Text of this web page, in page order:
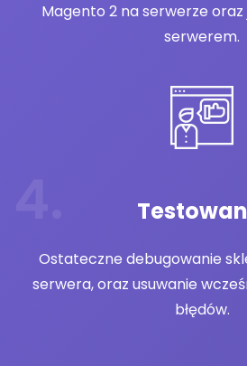
Magento 2 na serwerze
serwerem.
Ostateczne debugowanie
serwera, oraz usuwanie
błędów.